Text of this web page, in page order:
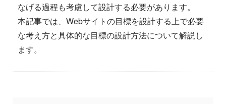
なげる過程も考慮して設計する必要があります。
本記事では、Webサイトの目標を設計する上で必要
な考え方と具体的な目標の設計方法について解説し
ます。